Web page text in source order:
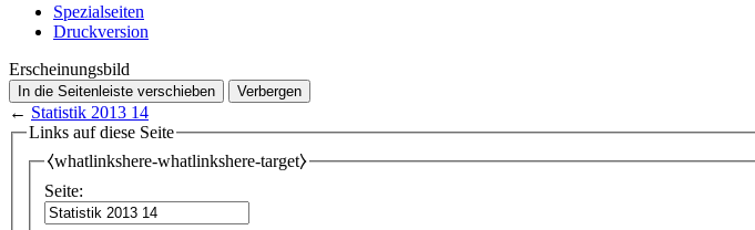
Spezialseiten
Druckversion
Erscheinungsbild
In die Seitenleiste verschieben Verbergen
← Statistik 2013 14
Links auf diese Seite
⧼whatlinkshere-whatlinkshere-target⧽
Seite: